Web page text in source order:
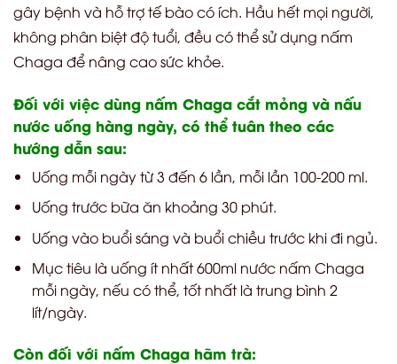
gây bệnh và hỗ trợ tế bào có ích. Hầu hết mọi người,
không phân biệt độ tuổi, đều có thể sử dụng nấm
Chaga để nâng cao sức khỏe.
Đối với việc dùng nấm Chaga cắt mỏng và nấu
nước uống hàng ngày, có thể tuân theo các
hướng dẫn sau:
Uống mỗi ngày từ 3 đến 6 lần, mỗi lần 100-200 ml.
Uống trước bữa ăn khoảng 30 phút.
Uống vào buổi sáng và buổi chiều trước khi đi ngủ.
Mục tiêu là uống ít nhất 600ml nước nấm Chaga
mỗi ngày, nếu có thể, tốt nhất là trung bình 2
lít/ngày.
Còn đối với nấm Chaga hãm trà: